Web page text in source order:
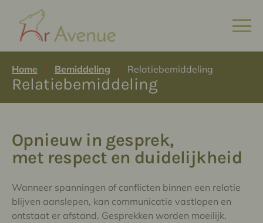
Home / Bemiddeling / Relatiebemiddeling
Relatiebemiddeling
Opnieuw in gesprek,
met respect en duidelijkheid
Wanneer spanningen of conflicten binnen een relatie
blijven aanslepen, kan communicatie vastlopen en
ontstaat er afstand. Gesprekken worden moeilijk,